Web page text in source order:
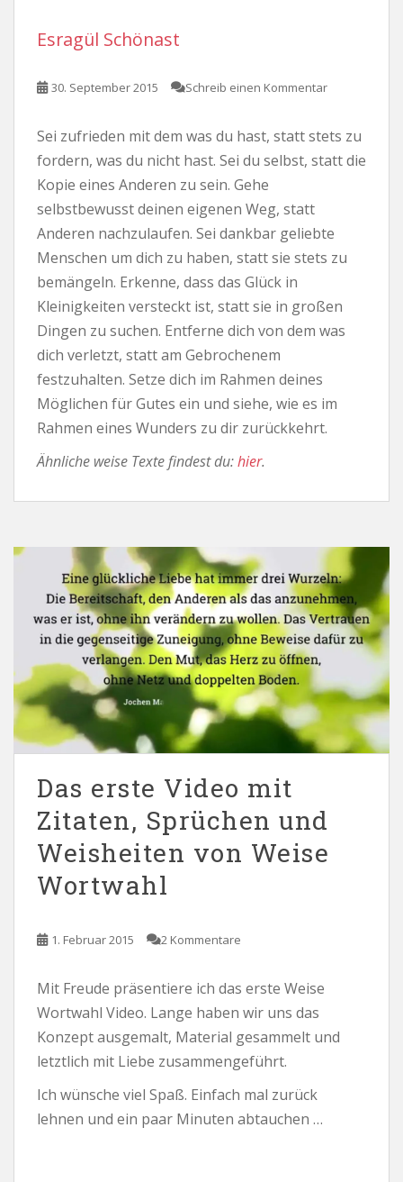
Esragül Schönast
30. September 2015 Schreib einen Kommentar
Sei zufrieden mit dem was du hast, statt stets zu
fordern, was du nicht hast. Sei du selbst, statt die
Kopie eines Anderen zu sein. Gehe
selbstbewusst deinen eigenen Weg, statt
Anderen nachzulaufen. Sei dankbar geliebte
Menschen um dich zu haben, statt sie stets zu
bemängeln. Erkenne, dass das Glück in
Kleinigkeiten versteckt ist, statt sie in großen
Dingen zu suchen. Entferne dich von dem was
dich verletzt, statt am Gebrochenem
festzuhalten. Setze dich im Rahmen deines
Möglichen für Gutes ein und siehe, wie es im
Rahmen eines Wunders zu dir zurückkehrt.
Ähnliche weise Texte findest du:hier.
Das erste Video mit
Zitaten, Sprüchen und
Weisheiten von Weise
Wortwahl
1. Februar 2015 2 Kommentare
Mit Freude präsentiere ich das erste Weise
Wortwahl Video. Lange haben wir uns das
Konzept ausgemalt, Material gesammelt und
letztlich mit Liebe zusammengeführt.
Ich wünsche viel Spaß. Einfach mal zurück
lehnen und ein paar Minuten abtauchen …